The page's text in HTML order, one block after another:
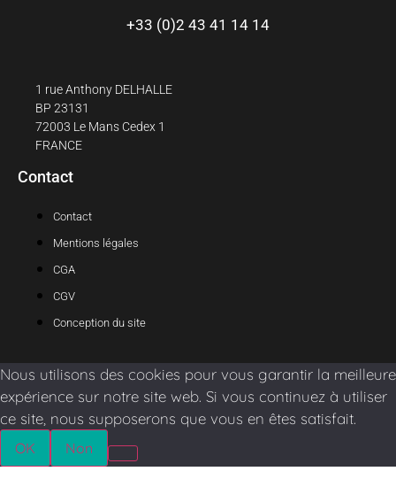
+33 (0)2 43 41 14 14
1 rue Anthony DELHALLE
BP 23131
72003 Le Mans Cedex 1
FRANCE
Contact
Contact
Mentions légales
CGA
CGV
Conception du site
Nous utilisons des cookies pour vous garantir la meilleure
expérience sur notre site web. Si vous continuez à utiliser
ce site, nous supposerons que vous en êtes satisfait.
OK Non